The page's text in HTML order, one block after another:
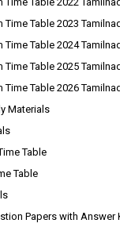
Time Table 2023
Time Table 2024
Time Table 2025
Time Table 2026
Materials
Table
Table
Papers with Answer